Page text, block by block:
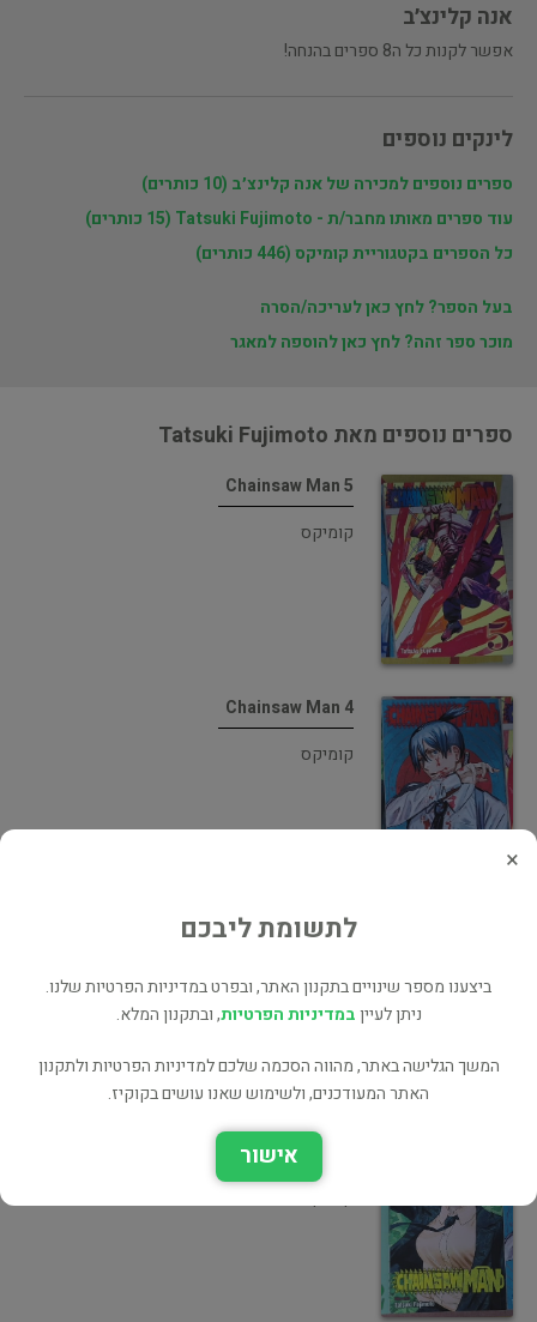
אנה קלינצ׳ב
אפשר לקנות כל ה8 ספרים בהנחה!
לינקים נוספים
ספרים נוספים למכירה של אנה קלינצ׳ב (10 כותרים)
עוד ספרים מאותו מחבר/ת - Tatsuki Fujimoto (15 כותרים)
כל הספרים בקטגוריית קומיקס (446 כותרים)
בעל הספר? לחץ כאן לעריכה/הסרה
מוכר ספר זהה? לחץ כאן להוספה למאגר
ספרים נוספים מאת Tatsuki Fujimoto
Chainsaw Man 5
קומיקס
Chainsaw Man 4
קומיקס
Chainsaw Man 3
Chainsaw Man 3
×
לתשומת ליבכם
ביצענו מספר שינויים בתקנון האתר, ובפרט במדיניות הפרטיות שלנו.
ניתן לעייןבמדיניות הפרטיות, ובתקנון המלא.
המשך הגלישה באתר, מהווה הסכמה שלכם למדיניות הפרטיות ולתקנון
האתר המעודכנים, ולשימוש שאנו עושים בקוקיז.
אישור